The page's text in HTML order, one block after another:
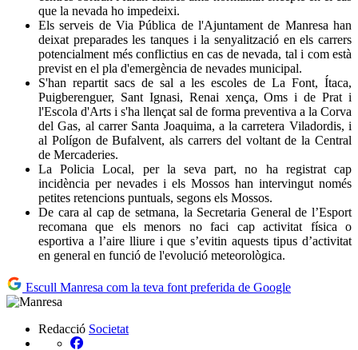
que la nevada ho impedeixi.
Els serveis de Via Pública de l'Ajuntament de Manresa han
deixat preparades les tanques i la senyalització en els carrers
potencialment més conflictius en cas de nevada, tal i com està
previst en el pla d'emergència de nevades municipal.
S'han repartit sacs de sal a les escoles de La Font, Ítaca,
Puigberenguer, Sant Ignasi, Renai xença, Oms i de Prat i
l'Escola d'Arts i s'ha llençat sal de forma preventiva a la Corva
del Gas, al carrer Santa Joaquima, a la carretera Viladordis, i
al Polígon de Bufalvent, als carrers del voltant de la Central
de Mercaderies.
La Policia Local, per la seva part, no ha registrat cap
incidència per nevades i els Mossos han intervingut només
petites retencions puntuals, segons els Mossos.
De cara al cap de setmana, la Secretaria General de l’Esport
recomana que els menors no faci cap activitat física o
esportiva a l’aire lliure i que s’evitin aquests tipus d’activitat
en general en funció de l'evolució meteorològica.
Escull Manresa com la teva font preferida de Google
Redacció Societat